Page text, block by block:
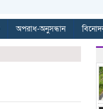
অপরাধ-অনুসন্ধান